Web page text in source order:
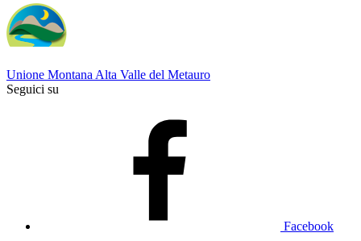
Unione Montana Alta Valle del Metauro
Seguici su
Facebook